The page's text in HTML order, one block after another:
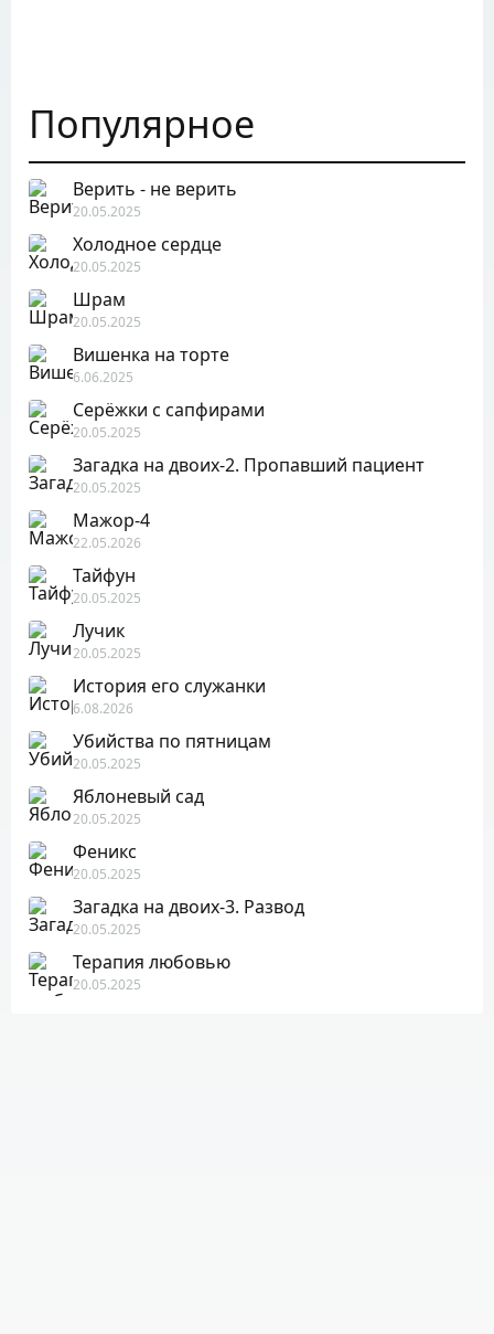
Популярное
Верить - не верить
20.05.2025
Холодное сердце
20.05.2025
Шрам
20.05.2025
Вишенка на торте
6.06.2025
Серёжки с сапфирами
20.05.2025
Загадка на двоих-2. Пропавший пациент
20.05.2025
Мажор-4
22.05.2026
Тайфун
20.05.2025
Лучик
20.05.2025
История его служанки
6.08.2026
Убийства по пятницам
20.05.2025
Яблоневый сад
20.05.2025
Феникс
20.05.2025
Загадка на двоих-3. Развод
20.05.2025
Терапия любовью
20.05.2025